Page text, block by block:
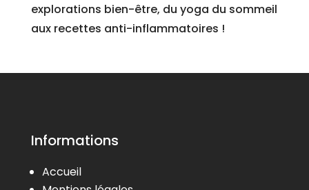
explorations bien-être, du yoga du sommeil
aux recettes anti-inflammatoires !
Informations
Accueil